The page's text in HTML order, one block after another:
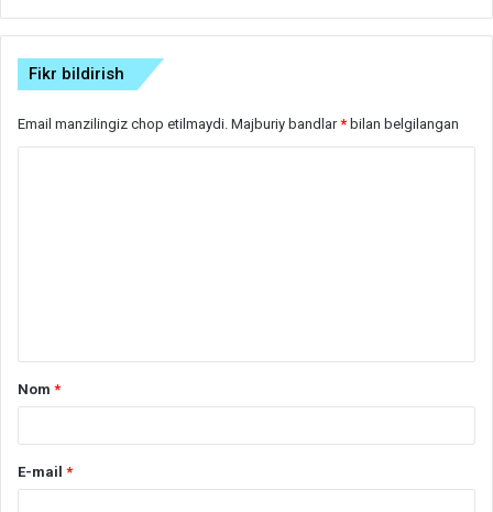
Fikr bildirish
Email manzilingiz chop etilmaydi. Majburiy bandlar* bilan belgilangan
Nom *
E-mail *